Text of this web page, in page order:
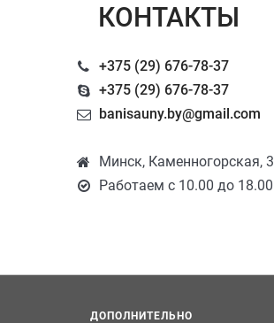
КОНТАКТЫ
+375 (29) 676-78-37
+375 (29) 676-78-37
banisauny.by@gmail.com
Минск, Каменногорская, 3
Работаем с 10.00 до 18.00
ДОПОЛНИТЕЛЬНО